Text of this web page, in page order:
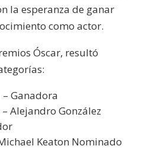
la esperanza de ganar
como actor.
Óscar, resultó
Ganadora
Alejandro González
Keaton Nominado